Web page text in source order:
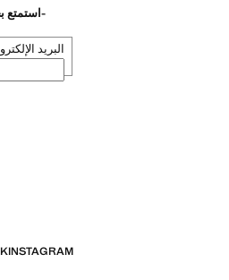
-استمتع بخصم 10% لتسوقك القادم عند
البريد
INSTAGRAM